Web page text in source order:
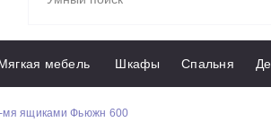
мебель Шкафы Спальня
мя ящиками Фьюжн 600